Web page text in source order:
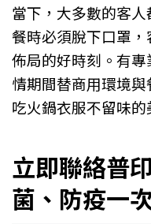
當下，大多數的客
餐時必須脫下口罩
佈局的好時刻。有
情期間替商用環境
吃火鍋衣服不留味的
立即聯絡普
菌、防疫一